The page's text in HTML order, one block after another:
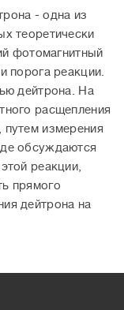
- одна из
теоретически
фотомагнитный
порога реакции.
дейтрона. На
расщепления
измерения
обсуждаются
реакции,
прямого
дейтрона на